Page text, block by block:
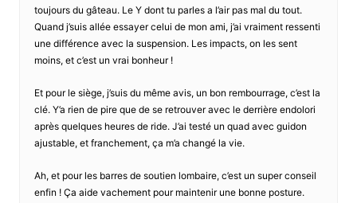
toujours du gâteau. Le Y dont tu parles a l’air pas mal du tout.
Quand j’suis allée essayer celui de mon ami, j’ai vraiment ressenti
une différence avec la suspension. Les impacts, on les sent
moins, et c’est un vrai bonheur !
Et pour le siège, j’suis du même avis, un bon rembourrage, c’est la
clé. Y’a rien de pire que de se retrouver avec le derrière endolori
après quelques heures de ride. J’ai testé un quad avec guidon
ajustable, et franchement, ça m’a changé la vie.
Ah, et pour les barres de soutien lombaire, c’est un super conseil
enfin ! Ça aide vachement pour maintenir une bonne posture.